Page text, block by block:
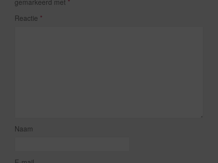
gemarkeerd met *
Reactie *
Naam